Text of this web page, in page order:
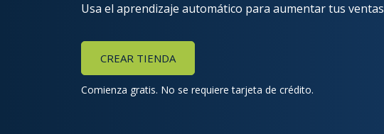
Usa el aprendizaje automático para aumentar tus ventas
CREAR TIENDA
Comienza gratis. No se requiere tarjeta de crédito.